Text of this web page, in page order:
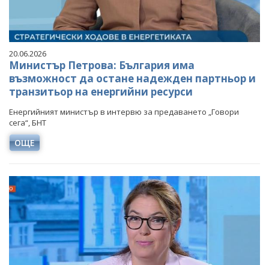
20.06.2026
Министър Петрова: България има
възможност да остане надежден партньор и
транзитьор на енергийни ресурси
Енергийният министър в интервю за предаването „Говори
сега“, БНТ
ОЩЕ